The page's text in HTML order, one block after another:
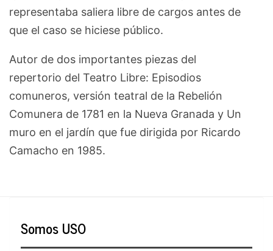
representaba saliera libre de cargos antes de
que el caso se hiciese público.
Autor de dos importantes piezas del
repertorio del Teatro Libre: Episodios
comuneros, versión teatral de la Rebelión
Comunera de 1781 en la Nueva Granada y Un
muro en el jardín que fue dirigida por Ricardo
Camacho en 1985.
Somos USO